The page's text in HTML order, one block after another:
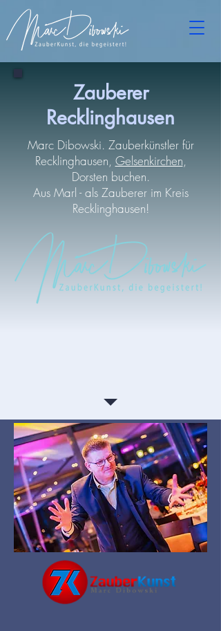
Zauberer
Recklinghausen
Marc Dibowski. Zauberkünstler für
Recklinghausen, Gelsenkirchen,
Dorsten buchen.
Aus Marl - als Zauberer im Kreis
Recklinghausen!